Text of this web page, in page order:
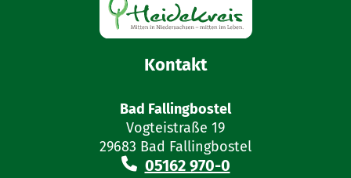
Kontakt
Bad Fallingbostel
Vogteistraße 19
29683 Bad Fallingbostel
05162 970-0